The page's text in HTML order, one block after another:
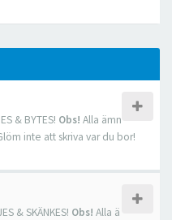
& BYTES! Obs! Alla ämn
inte att skriva var du bor!
& SKÄNKES! Obs! Alla ä